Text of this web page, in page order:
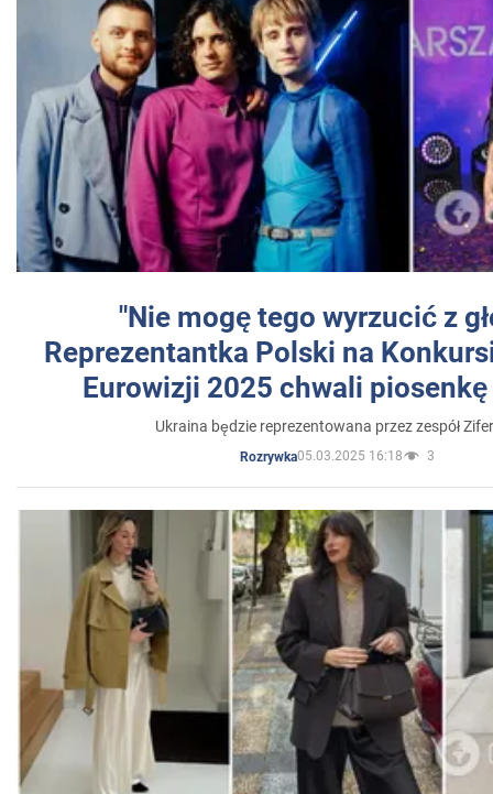
"Nie mogę tego wyrzucić z
Reprezentantka Polski na
Eurowizji 2025 chwali
Ukraina będzie reprezentowana przez zespół
Rozrywka05.03.2025 16:18 3